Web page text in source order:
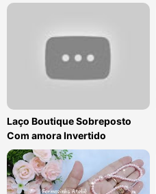
Laço Boutique Sobreposto
Com amora Invertido